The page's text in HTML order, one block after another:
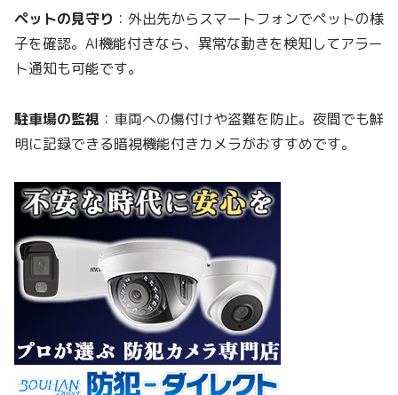
ペットの見守り ：外出先からスマートフォンでペットの様
子を確認。AI機能付きなら、異常な動きを検知してアラー
ト通知も可能です。
駐車場の監視 ：車両への傷付けや盗難を防止。夜間でも鮮
明に記録できる暗視機能付きカメラがおすすめです。